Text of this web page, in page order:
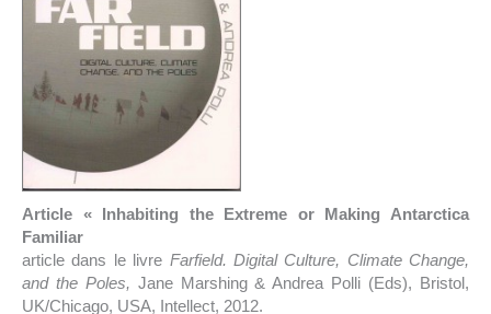
Article « Inhabiting the Extreme or Making Antarctica
Familiar
article dans le livre Farfield. Digital Culture, Climate Change,
and the Poles, Jane Marshing & Andrea Polli (Eds), Bristol,
UK/Chicago, USA, Intellect, 2012.